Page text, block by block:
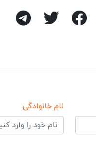
نام خانوادگی